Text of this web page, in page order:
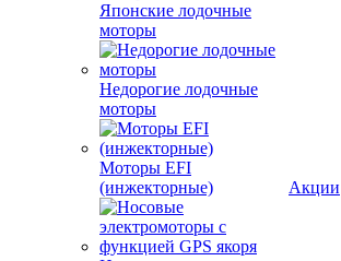
Японские лодочные
моторы
Недорогие лодочные
моторы
Моторы EFI
(инжекторные)
Акции